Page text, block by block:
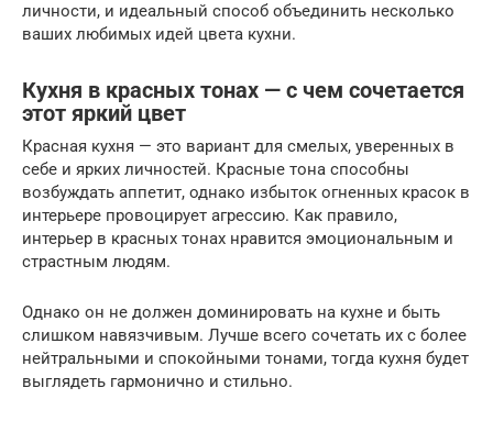
личности, и идеальный способ объединить несколько
ваших любимых идей цвета кухни.
Кухня в красных тонах — с чем сочетается
этот яркий цвет
Красная кухня — это вариант для смелых, уверенных в
себе и ярких личностей. Красные тона способны
возбуждать аппетит, однако избыток огненных красок в
интерьере провоцирует агрессию. Как правило,
интерьер в красных тонах нравится эмоциональным и
страстным людям.
Однако он не должен доминировать на кухне и быть
слишком навязчивым. Лучше всего сочетать их с более
нейтральными и спокойными тонами, тогда кухня будет
выглядеть гармонично и стильно.